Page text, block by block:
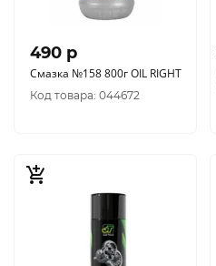
490 p
Смазка №158 800г OIL RIGHT
Код товара: 044672